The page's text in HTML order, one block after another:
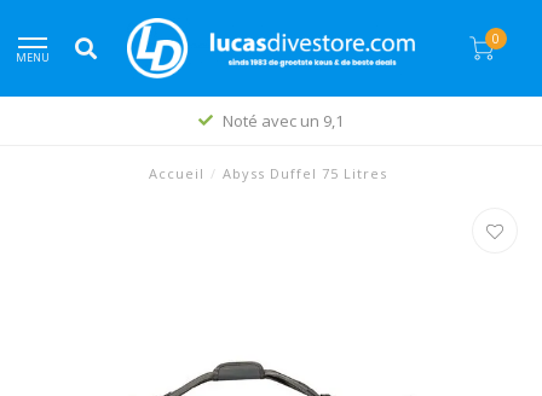
MENU
0
Noté avec un 9,1
Accueil / Abyss Duffel 75 Litres